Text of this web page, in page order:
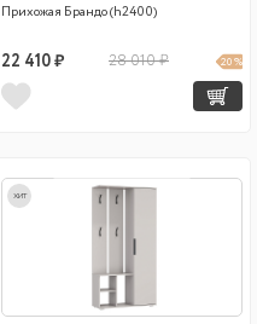
Прихожая Брандо (h2400)
22 410 ₽ 28 010 ₽ 20 %
хит